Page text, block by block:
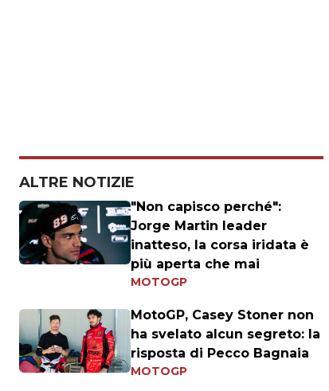
ALTRE NOTIZIE
"Non capisco perché":
Jorge Martin leader
inatteso, la corsa iridata è
più aperta che mai
MOTOGP
MotoGP, Casey Stoner non
ha svelato alcun segreto: la
risposta di Pecco Bagnaia
MOTOGP